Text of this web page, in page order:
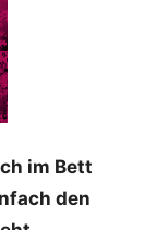
im Bett
den